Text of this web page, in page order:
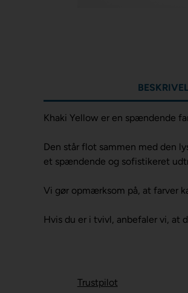
Khaki Yellow er en spændende
Den står flot sammen med den
et spændende og sofistikeret
Vi gør opmærksom på, at farver
Hvis du er i tvivl, anbefaler vi, at
Trustpilot